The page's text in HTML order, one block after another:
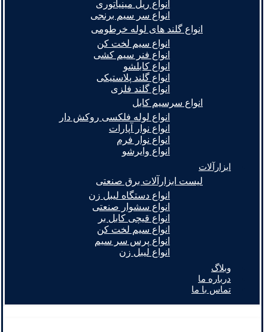
انواع ریل مینیاتوری
انواع سر سیم برنجی
انواع گلند های لوله خرطومی
انواع سیم لخت کن
انواع فنر سیم کشی
انواع کابلشو
انواع گلند پلاستیکی
انواع گلند فلزی
انواع سرسیم کابل
انواع لوله فلکسی روکش دار
انواع نوار آپارات
انواع نوار فرم
انواع وایرشو
ابزارآلات
لیست ابزارآلات برق صنعتی
انواع دستگاه لیبل زن
انواع سشوار صنعتی
انواع قیچی کابل بر
انواع سیم لخت کن
انواع پرس سر سیم
انواع لیبل زن
وبلاگ
درباره ما
تماس با ما